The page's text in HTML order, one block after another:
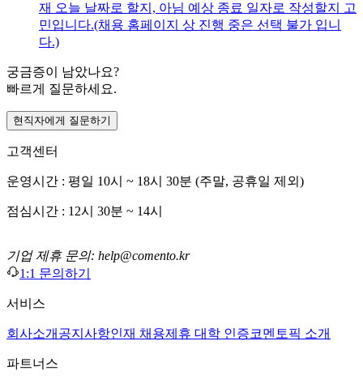
재 오늘 날짜로 할지, 아님 예상 종료 일자로 작성할지 고
민입니다.(채용 홈페이지 상 진행 중은 선택 불가 입니
다.)
궁금증이 남았나요?
빠르게 질문하세요.
현직자에게 질문하기
고객센터
운영시간 : 평일 10시 ~ 18시 30분 (주말, 공휴일 제외)
점심시간 : 12시 30분 ~ 14시
기업 제휴 문의: help@comento.kr
1:1 문의하기
서비스
회사소개 공지사항인재 채용제휴 대학 인증코멘토픽 소개
파트너스